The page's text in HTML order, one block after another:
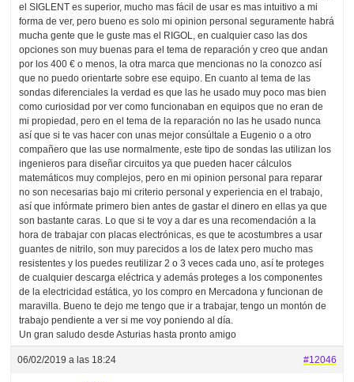
el SIGLENT es superior, mucho mas fácil de usar es mas intuitivo a mi
forma de ver, pero bueno es solo mi opinion personal seguramente habrá
mucha gente que le guste mas el RIGOL, en cualquier caso las dos
opciones son muy buenas para el tema de reparación y creo que andan
por los 400 € o menos, la otra marca que mencionas no la conozco así
que no puedo orientarte sobre ese equipo. En cuanto al tema de las
sondas diferenciales la verdad es que las he usado muy poco mas bien
como curiosidad por ver como funcionaban en equipos que no eran de
mi propiedad, pero en el tema de la reparación no las he usado nunca
así que si te vas hacer con unas mejor consúltale a Eugenio o a otro
compañero que las use normalmente, este tipo de sondas las utilizan los
ingenieros para diseñar circuitos ya que pueden hacer cálculos
matemáticos muy complejos, pero en mi opinion personal para reparar
no son necesarias bajo mi criterio personal y experiencia en el trabajo,
así que infórmate primero bien antes de gastar el dinero en ellas ya que
son bastante caras. Lo que si te voy a dar es una recomendación a la
hora de trabajar con placas electrónicas, es que te acostumbres a usar
guantes de nitrilo, son muy parecidos a los de latex pero mucho mas
resistentes y los puedes reutilizar 2 o 3 veces cada uno, así te proteges
de cualquier descarga eléctrica y además proteges a los componentes
de la electricidad estática, yo los compro en Mercadona y funcionan de
maravilla. Bueno te dejo me tengo que ir a trabajar, tengo un montón de
trabajo pendiente a ver si me voy poniendo al día.
Un gran saludo desde Asturias hasta pronto amigo
06/02/2019 a las 18:24 #12046